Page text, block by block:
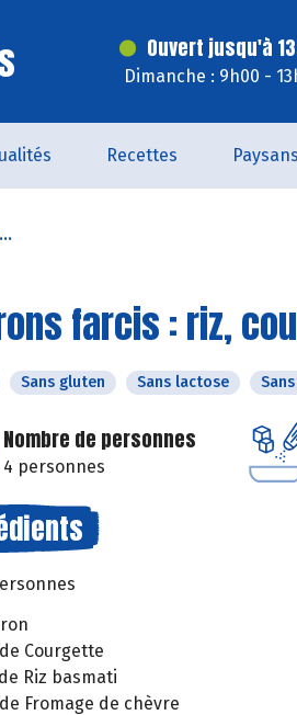
Ouvert jusqu'à
Dimanche : 9h00 -
Recettes
farcis : riz,
Sans gluten Sans lactose
Nombre de personnes
4 personnes
Courgette
Riz basmati
Fromage de chèvre